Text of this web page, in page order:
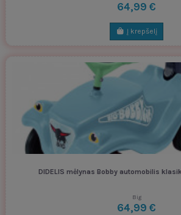
64,99 €
Į krepšelį
DIDELIS mėlynas Bobby automobilis
Big
64,99 €